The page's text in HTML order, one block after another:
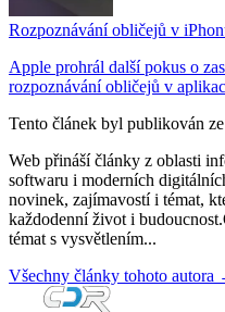
Rozpoznávání obličejů v
Apple prohrál další pokus o
rozpoznávání obličejů v
Tento článek byl publikován
Web přináší články z oblasti
softwaru i moderních
novinek, zajímavostí i témat,
každodenní život i
témat s vysvětlením...
Všechny články tohoto autora